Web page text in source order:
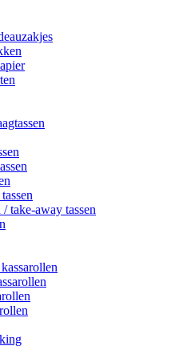
/ take-away tassen